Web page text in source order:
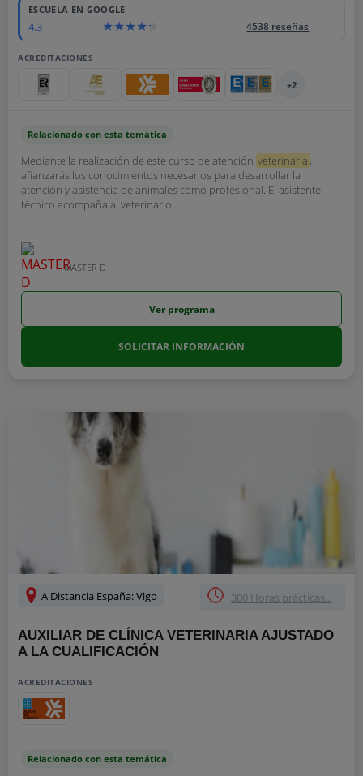
ESCUELA EN GOOGLE
4.3 4538 reseñas
ACREDITACIONES
+2
Relacionado con esta temática
Mediante la realización de este curso de atención veterinaria ,
afianzarás los conocimientos necesarios para desarrollar la
atención y asistencia de animales como profesional. El asistente
técnico acompaña al veterinario...
MASTER D
Ver programa
SOLICITAR INFORMACIÓN
A Distancia España: Vigo 300 Horas prácticas...
AUXILIAR DE CLÍNICA VETERINARIA AJUSTADO
A LA CUALIFICACIÓN
ACREDITACIONES
Relacionado con esta temática